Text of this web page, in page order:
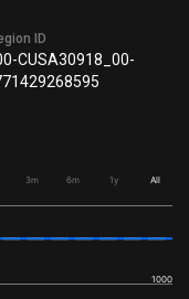
ID
CUSA30918_00-
3m 6m 1y All
1000